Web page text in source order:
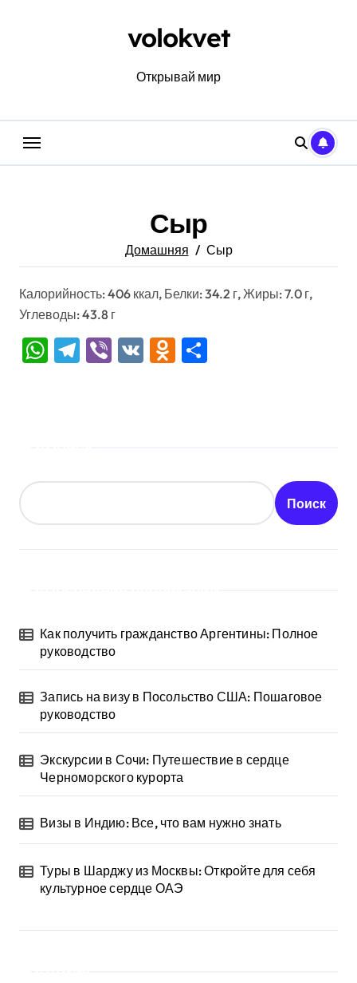
volokvet
Открывай мир
Сыр
Домашняя Сыр
Калорийность: 406 ккал, Белки: 34.2 г, Жиры: 7.0 г,
Углеводы: 43.8 г
WhatsApp
Telegram
Viber
VK Odnoklassniki
Поиск
Как получить гражданство Аргентины: Полное
руководство
Запись на визу в Посольство США: Пошаговое
руководство
Экскурсии в Сочи: Путешествие в сердце
Черноморского курорта
Визы в Индию: Все, что вам нужно знать
Туры в Шарджу из Москвы: Откройте для себя
культурное сердце ОАЭ